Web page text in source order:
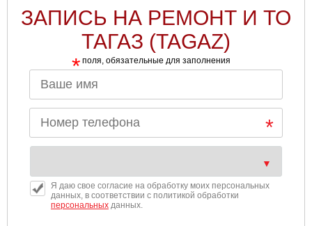
ЗАПИСЬ НА РЕМОНТ И ТО
ТАГАЗ (TAGAZ)
* поля, обязательные для заполнения
Я даю свое согласие на обработку моих персональных
данных, в соответствии с политикой обработки
персональныхданных.